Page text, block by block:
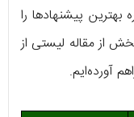
پیشنهادها را
از مقاله لیستی از
آورده‌ایم.